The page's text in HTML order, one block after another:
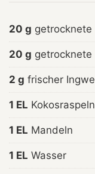
20 g getrocknete
20 g getrocknete
2 g frischer
1 EL Kokosraspeln
1 EL Mandeln
1 EL Wasser